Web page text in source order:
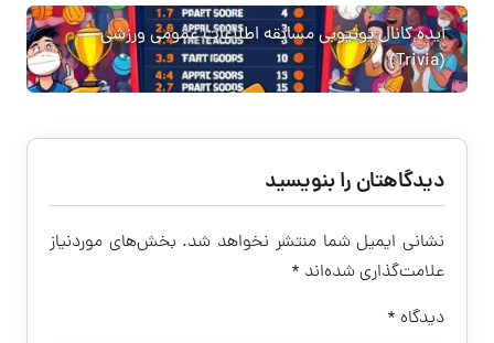
ایده کانال یوتیوبی مسابقه اطلاعات عمومی ورزشی
(Trivia)
دیدگاهتان را بنویسید
نشانی ایمیل شما منتشر نخواهد شد. بخش‌های موردنیاز
علامت‌گذاری شده‌اند *
دیدگاه *